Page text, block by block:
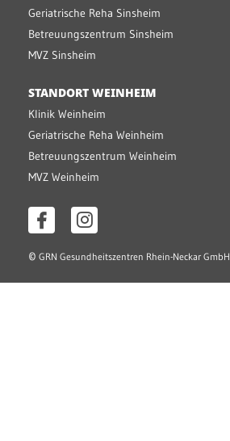
Geriatrische Reha Sinsheim
Betreuungszentrum Sinsheim
MVZ Sinsheim
STANDORT WEINHEIM
Klinik Weinheim
Geriatrische Reha Weinheim
Betreuungszentrum Weinheim
MVZ Weinheim
© GRN Gesundheitszentren Rhein-Neckar GmbH